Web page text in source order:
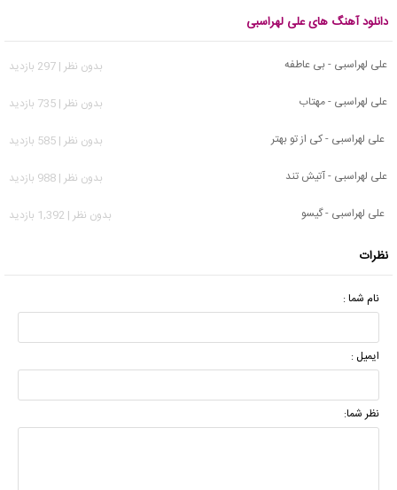
دانلود آهنگ های علی لهراسبی
علی لهراسبی - بی عاطفه
بدون نظر | 297 بازدید
علی لهراسبی - مهتاب
بدون نظر | 735 بازدید
علی لهراسبی - کی از تو بهتر
بدون نظر | 585 بازدید
علی لهراسبی - آتیش تند
بدون نظر | 988 بازدید
علی لهراسبی - گیسو
بدون نظر | 1,392 بازدید
نظرات
نام شما :
ایمیل :
نظر شما: